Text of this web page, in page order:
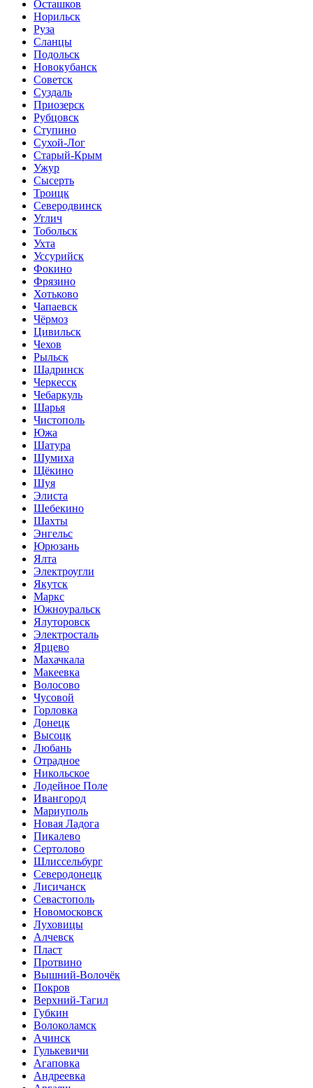
Осташков
Норильск
Руза
Сланцы
Подольск
Новокубанск
Советск
Суздаль
Приозерск
Рубцовск
Ступино
Сухой-Лог
Старый-Крым
Ужур
Сысерть
Троицк
Северодвинск
Углич
Тобольск
Ухта
Уссурийск
Фокино
Фрязино
Хотьково
Чапаевск
Чёрмоз
Цивильск
Чехов
Рыльск
Шадринск
Черкесск
Чебаркуль
Шарья
Чистополь
Южа
Шатура
Шумиха
Щёкино
Шуя
Элиста
Шебекино
Шахты
Энгельс
Юрюзань
Ялта
Электроугли
Якутск
Маркс
Южноуральск
Ялуторовск
Электросталь
Ярцево
Махачкала
Макеевка
Волосово
Чусовой
Горловка
Донецк
Высоцк
Любань
Отрадное
Никольское
Лодейное Поле
Ивангород
Мариуполь
Новая Ладога
Пикалево
Сертолово
Шлиссельбург
Северодонецк
Лисичанск
Севастополь
Новомосковск
Луховицы
Алчевск
Пласт
Протвино
Вышний-Волочёк
Покров
Верхний-Тагил
Губкин
Волоколамск
Ачинск
Гулькевичи
Агаповка
Андреевка